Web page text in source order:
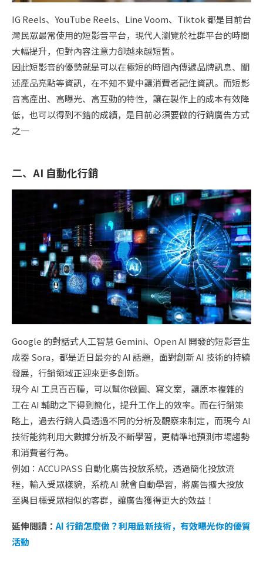
IG Reels、YouTube Reels、Line Voom、Tiktok 都是目前台
灣民眾最常使用的短影音平台，現代人瀏覽於社群平台的時間
大幅提升，但對內容注意力卻越來越短暫。
因此短影音的優勢就是可以在極短的時間內傳遞品牌訊息、闡
述產品亮點等資訊，在不知不覺中讓消費者記住資訊。而短影
音高產出、高曝光、高互動的特性，讓在製作上的成本有效降
低，也可以得到不錯的成績，是目前必須要做的行銷廣告方式
之一
二、 AI 自動化行銷
Google 的對話式人工智慧 Gemini、Open AI 開發的短影音生
成器 Sora，都是近日最夯的 AI 話題，面對創新 AI 技術的持續
發展，行銷領域正迎來更多創新。
現今 AI 工具百百種，可以幫你做圖、寫文案，讓原本複雜的
工在 AI 輔助之下得到簡化，提升工作上的效率。而在行銷策
略上，過去行銷人員透過不同的分析及觀察來制定，而現今 AI
技術能夠利用大數據分析及不斷學習，更精準地預測市場趨勢
和消費者行為。
例如：ACCUPASS 自動化廣告投放系統，透過簡化投放流
程，輸入受眾樣貌，系統 AI 就會自動學習，將廣告擴大投放
至與目標受眾相似的客群，讓廣告獲得更大的效益！
延伸閱讀： AI 行銷怎麼做？利用最新技術，有效曝光你的優質
活動